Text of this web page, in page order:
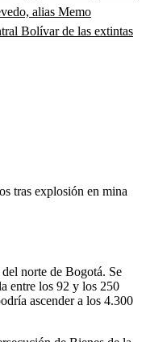
alias Memo
Bolívar de las extintas
tras explosión en mina
norte de Bogotá. Se
entre los 92 y los 250
ascender a los 4.300